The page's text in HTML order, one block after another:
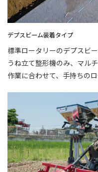
デプスビーム装着タイプ
標準ロータリーのデプスビ
うね立て整形機のみ、マル
作業に合わせて、手持ちの